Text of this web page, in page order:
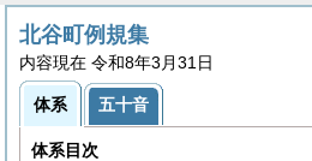
北谷町例規集
内容現在 令和8年3月31日
体系 五十音
体系目次